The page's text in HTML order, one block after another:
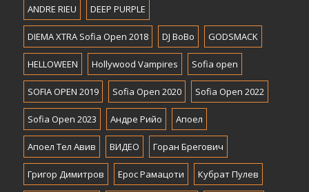
ANDRE RIEU DEEP PURPLE
DIEMA XTRA Sofia Open 2018 DJ BoBo GODSMACK
HELLOWEEN Hollywood Vampires Sofia open
SOFIA OPEN 2019 Sofia Open 2020 Sofia Open 2022
Sofia Open 2023 Андре Рийо Апоел
Апоел Тел Авив ВИДЕО Горан Брегович
Григор Димитров Ерос Рамацоти Кубрат Пулев